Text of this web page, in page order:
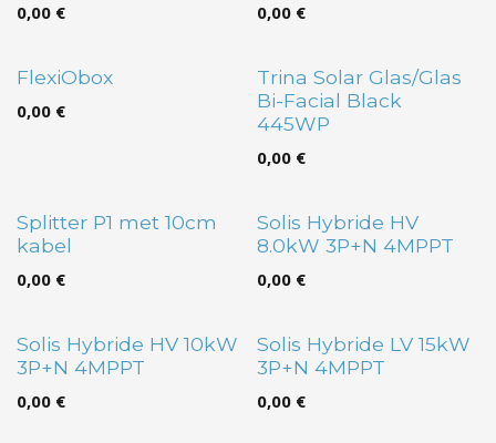
0,00 € 0,00€
FlexiObox
0,00 €
Trina Solar Glas/Glas
Bi-Facial Black
445WP
0,00€
Splitter P1 met 10cm
kabel
0,00 €
Solis Hybride HV
8.0kW 3P+N 4MPPT
0,00€
Solis Hybride HV 10kW
3P+N 4MPPT
0,00 €
Solis Hybride LV 15kW
3P+N 4MPPT
0,00€